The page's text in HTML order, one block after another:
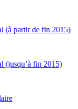
(à partir de fin 2015)
(jusqu’à fin 2015)